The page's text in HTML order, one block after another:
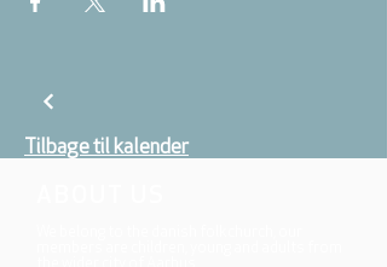
Tilbage til kalender